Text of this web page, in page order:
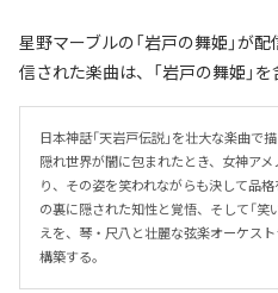
星野マーブルの「岩戸の舞姫」が
信された楽曲は、「岩戸の舞姫」を
日本神話「天岩戸伝説」を壮大な楽曲で
隠れ世界が闇に包まれたとき、女神ア
り、その姿を笑われながらも決して品
の裏に隠された知性と覚悟、そして「笑
えを、琴・尺八と壮麗な弦楽オーケス
構築する。